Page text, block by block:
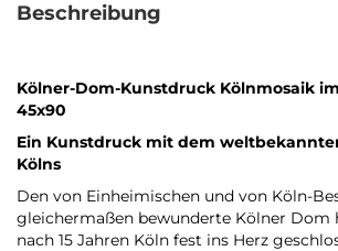
Beschreibung
Kölner-Dom-Kunstdruck Kölnmosaik
45x90
Ein Kunstdruck mit dem
Kölns
Den von Einheimischen und von Köln-
gleichermaßen bewunderte Kölner Dom
nach 15 Jahren Köln fest ins Herz